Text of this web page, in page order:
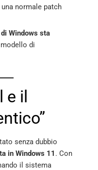
normale patch
Windows sta
di
e il
senza dubbio
in Windows 11 . Con
il sistema